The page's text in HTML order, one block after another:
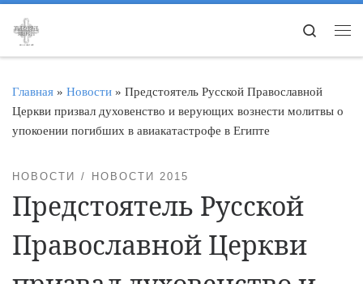
Перейти к содержимому
Search
Главная » Новости » Предстоятель Русской Православной
Церкви призвал духовенство и верующих вознести молитвы о
упокоении погибших в авиакатастрофе в Египте
НОВОСТИ НОВОСТИ 2015
Предстоятель Русской
Православной Церкви